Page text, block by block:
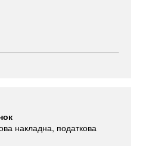
накладна, податкова